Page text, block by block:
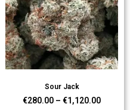
Sour Jack
€280.00 – €1,120.00